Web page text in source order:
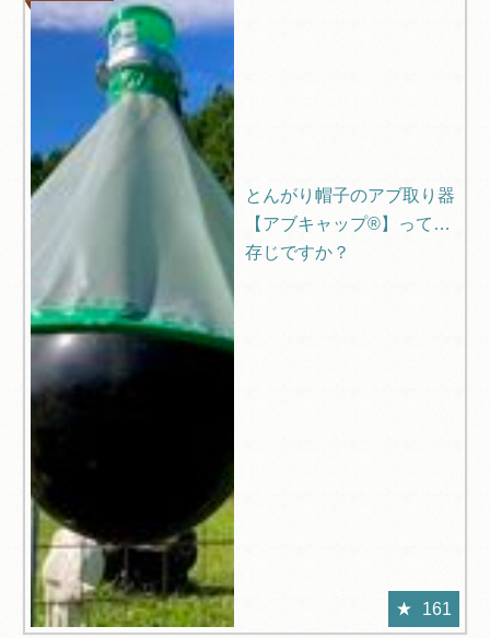
とんがり帽子のアブ取り器
【アブキャップ®】ってご
存じですか？
161